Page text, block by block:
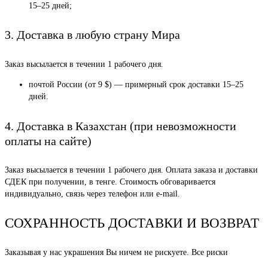
15–25 дней;
3. Доставка в любую страну Мира
Заказ высылается в течении 1 рабочего дня.
почтой России (от 9 $) — примерный срок доставки 15–25
дней.
4. Доставка в Казахстан (при невозможности
оплаты на сайте)
Заказ высылается в течении 1 рабочего дня. Оплата заказа и доставки
СДЕК при получении, в тенге. Стоимость обговаривается
индивидуально, связь через телефон или e-mail.
СОХРАННОСТЬ ДОСТАВКИ И ВОЗВРАТ
Заказывая у нас украшения Вы ничем не рискуете. Все риски